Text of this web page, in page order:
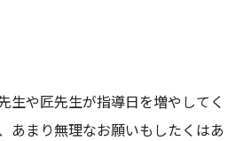
生や匠先生が指導日を増やしてく
あまり無理なお願いもしたくはあ